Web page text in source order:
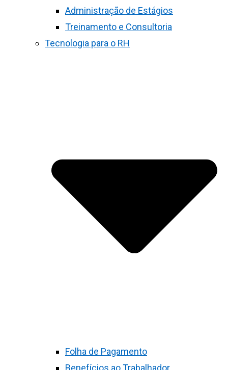
Administração de Estágios
Treinamento e Consultoria
Tecnologia para o RH
Folha de Pagamento
Benefícios ao Trabalhador